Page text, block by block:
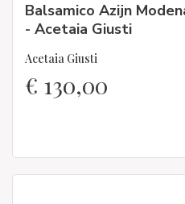
Balsamico Azijn
- Acetaia Giusti
Acetaia Giusti
€ 130,00